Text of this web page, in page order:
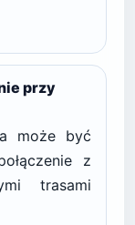
przy
może być
z
trasami